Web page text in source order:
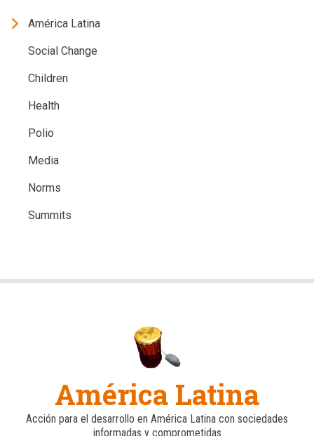
América Latina
Social Change
Children
Health
Polio
Media
Norms
Summits
América Latina
Acción para el desarrollo en América Latina con sociedades
informadas y comprometidas